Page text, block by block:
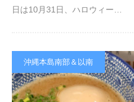
日は10月31日、ハロウィー…
沖縄本島南部＆以南